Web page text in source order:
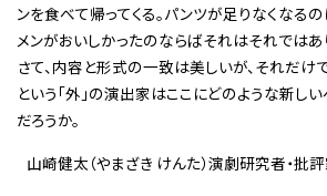
ンを食べて帰ってくる。パンツが足りなくなる
メンがおいしかったのならばそれはそれではあ
さて、内容と形式の一致は美しいが、それだけ
という「外」の演出家はここにどのような新し
だろうか。
山崎健太（やまざき けんた）演劇研究者・批